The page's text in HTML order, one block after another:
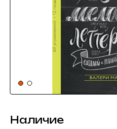
Наличие